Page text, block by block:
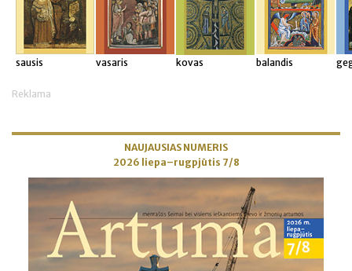
sausis vasaris kovas balandis
Reklama
NAUJAUSIAS NUMERIS
2026 liepa–rugpjūtis 7/8